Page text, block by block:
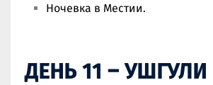
Ночевка в Местии.
ДЕНЬ 11 – УШГУЛИ